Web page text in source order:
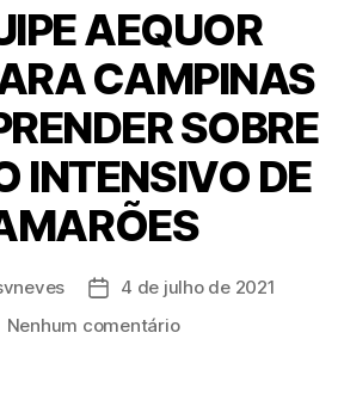
AEQUOR
CAMPINAS
SOBRE
INTENSIVO DE
4 de julho de 2021
Nenhum comentário